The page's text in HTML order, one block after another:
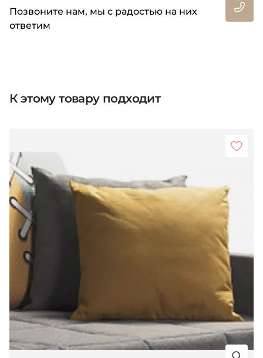
Позвоните нам, мы с радостью на них
ответим
К этому товару подходит